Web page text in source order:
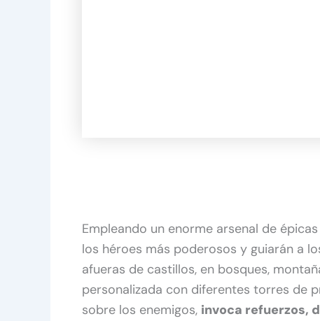
Empleando un enorme arsenal de
los héroes más poderosos y guiarán a
afueras de castillos, en bosques,
personalizada con diferentes torres de
sobre los enemigos, invoca refuerzos,